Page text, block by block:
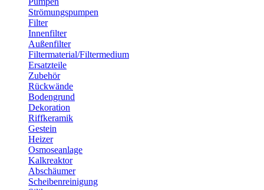
Strömungspumpen
Filter
Innenfilter
Außenfilter
Filtermaterial/Filtermedium
Ersatzteile
Zubehör
Rückwände
Bodengrund
Dekoration
Riffkeramik
Gestein
Heizer
Osmoseanlage
Kalkreaktor
Abschäumer
Scheibenreinigung